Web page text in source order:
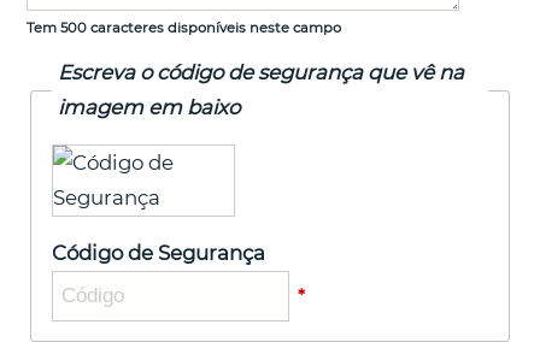
Tem500 caracteres disponíveis neste campo
Escreva o código de segurança que vê na
imagem em baixo
Código de Segurança
*